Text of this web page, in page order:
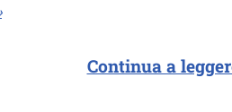
Continua a